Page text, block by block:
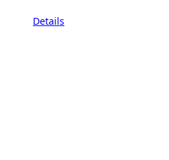
Details